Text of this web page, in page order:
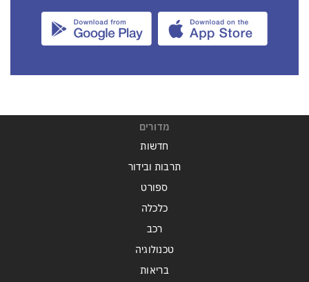
מדורים
חדשות
תרבות ובידור
ספורט
כלכלה
רכב
טכנולוגיה
בריאות